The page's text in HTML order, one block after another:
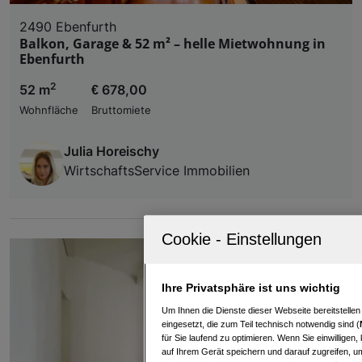
2490 Ebenfurth
Balkon, Garage & 52 m² – helle Mietwohnung in
Ebenfurth
52 m2
Wohnfläche
€ 678,00
Bruttomiete
Julia Horeischy
WirtschaftsService Immobilien
Ihre Privatsphäre ist uns wichtig
Um Ihnen die Dienste dieser Webseite
eingesetzt, die zum Teil technisch notwendig sind (
für Sie laufend zu optimieren. Wenn Sie
auf Ihrem Gerät speichern und darauf zugreifen,